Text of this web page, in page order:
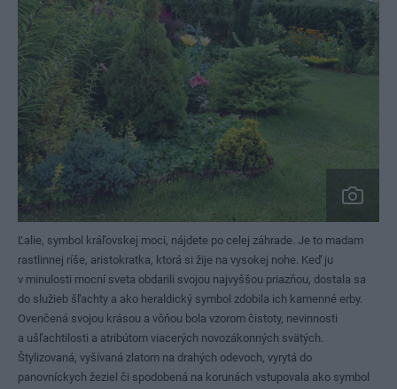
Ľalie, symbol kráľovskej moci, nájdete po celej záhrade. Je to madam
rastlinnej ríše, aristokratka, ktorá si žije na vysokej nohe. Keď ju
v minulosti mocní sveta obdarili svojou najvyššou priazňou, dostala sa
do služieb šľachty a ako heraldický symbol zdobila ich kamenné erby.
Ovenčená svojou krásou a vôňou bola vzorom čistoty, nevinnosti
a ušľachtilosti a atribútom viacerých novozákonných svätých.
Štylizovaná, vyšívaná zlatom na drahých odevoch, vyrytá do
panovníckych žeziel či spodobená na korunách vstupovala ako symbol